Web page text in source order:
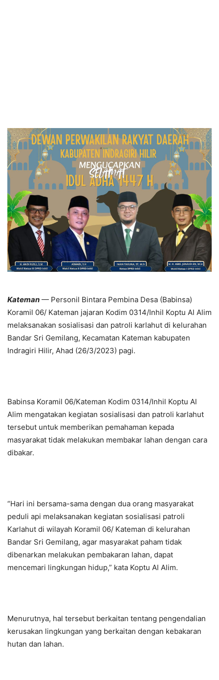
Kateman — Personil Bintara Pembina Desa (Babinsa)
Koramil 06/ Kateman jajaran Kodim 0314/Inhil Koptu Al Alim
melaksanakan sosialisasi dan patroli karlahut di kelurahan
Bandar Sri Gemilang, Kecamatan Kateman kabupaten
Indragiri Hilir, Ahad (26/3/2023) pagi.
Babinsa Koramil 06/Kateman Kodim 0314/Inhil Koptu Al
Alim mengatakan kegiatan sosialisasi dan patroli karlahut
tersebut untuk memberikan pemahaman kepada
masyarakat tidak melakukan membakar lahan dengan cara
dibakar.
“Hari ini bersama-sama dengan dua orang masyarakat
peduli api melaksanakan kegiatan sosialisasi patroli
Karlahut di wilayah Koramil 06/ Kateman di kelurahan
Bandar Sri Gemilang, agar masyarakat paham tidak
dibenarkan melakukan pembakaran lahan, dapat
mencemari lingkungan hidup,” kata Koptu Al Alim.
Menurutnya, hal tersebut berkaitan tentang pengendalian
kerusakan lingkungan yang berkaitan dengan kebakaran
hutan dan lahan.